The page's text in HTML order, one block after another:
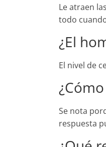
Le atraen
todo
¿El
El nivel de
Se nota
respuesta